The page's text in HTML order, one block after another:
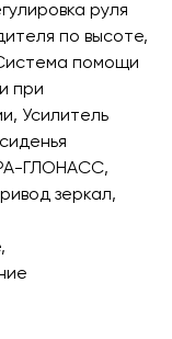
руля
по высоте,
помощи
при
Усилитель
ГЛОНАСС,
зеркал,